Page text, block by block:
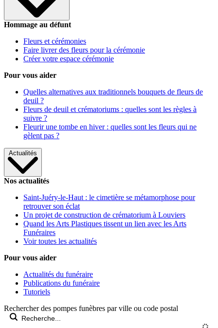
Hommage au défunt
Fleurs et cérémonies
Faire livrer des fleurs pour la cérémonie
Créer votre espace cérémonie
Pour vous aider
Quelles alternatives aux traditionnels bouquets de fleurs de
deuil ?
Fleurs de deuil et crématoriums : quelles sont les règles à
suivre ?
Fleurir une tombe en hiver : quelles sont les fleurs qui ne
gèlent pas ?
Actualités
Nos actualités
Saint-Juéry-le-Haut : le cimetière se métamorphose pour
retrouver son éclat
Un projet de construction de crématorium à Louviers
Quand les Arts Plastiques tissent un lien avec les Arts
Funéraires
Voir toutes les actualités
Pour vous aider
Actualités du funéraire
Publications du funéraire
Tutoriels
Rechercher des pompes funèbres par ville ou code postal